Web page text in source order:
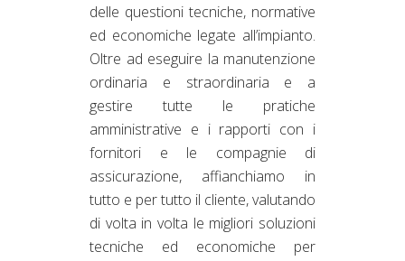
delle questioni tecniche, normative
ed economiche legate all’impianto.
Oltre ad eseguire la manutenzione
ordinaria e straordinaria e a
gestire tutte le pratiche
amministrative e i rapporti con i
fornitori e le compagnie di
assicurazione, affianchiamo in
tutto e per tutto il cliente, valutando
di volta in volta le migliori soluzioni
tecniche ed economiche per